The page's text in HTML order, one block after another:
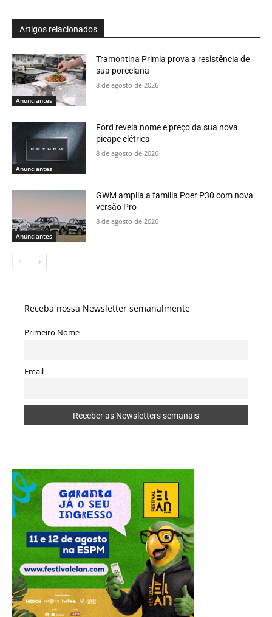
Artigos relacionados
Anunciantes
Tramontina Primia prova a resistência de
sua porcelana
8 de agosto de 2026
Anunciantes
Ford revela nome e preço da sua nova
picape elétrica
8 de agosto de 2026
Anunciantes
GWM amplia a família Poer P30 com nova
versão Pro
8 de agosto de 2026
Receba nossa Newsletter semanalmente
Primeiro Nome
Email